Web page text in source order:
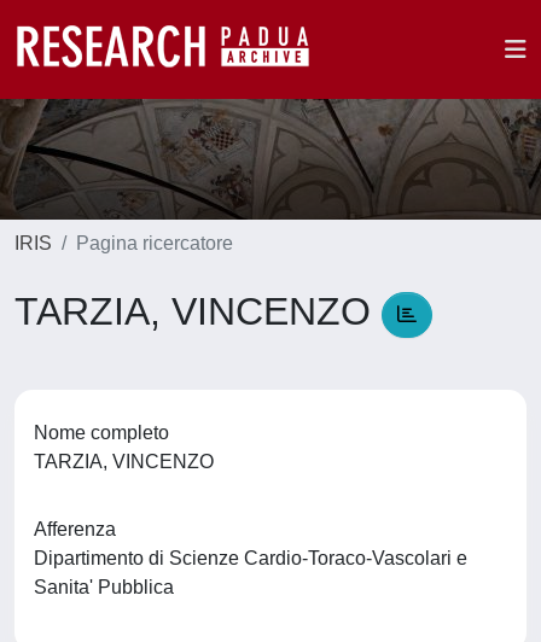
IRIS Pagina ricercatore
TARZIA, VINCENZO
Nome completo
TARZIA, VINCENZO
Afferenza
Dipartimento di Scienze Cardio-Toraco-Vascolari e
Sanita' Pubblica